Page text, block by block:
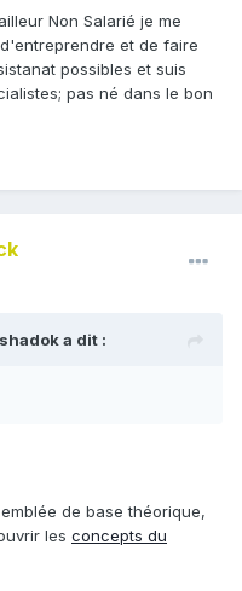
Non Salarié je me
et de faire
possibles et suis
pas né dans le bon
a dit :
de base théorique,
les concepts du